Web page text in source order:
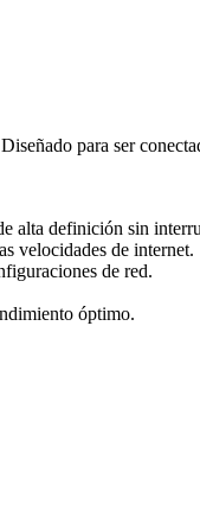
para ser
alta definición sin
velocidades de internet.
de red.
óptimo.